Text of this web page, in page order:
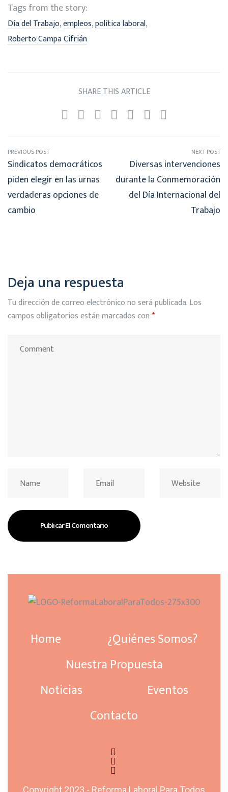
Tags from the story:
Día del Trabajo,empleos,política laboral,
Roberto Campa Cifrián
SHARE THIS ARTICLE
PREVIOUS POST
Sindicatos democráticos
piden elegir en las urnas
verdaderas opciones de
cambio
NEXT POST
Diversas intervenciones
durante la Conmemoración
del Día Internacional del
Trabajo
Deja una respuesta
Tu dirección de correo electrónico no será publicada.Los
campos obligatorios están marcados con*
Home
¿Quiénes Somos?
Nuestra Propuesta
Noticias
Eventos
Contacto
Copyright 2023 - Reforma Laboral Para Todos